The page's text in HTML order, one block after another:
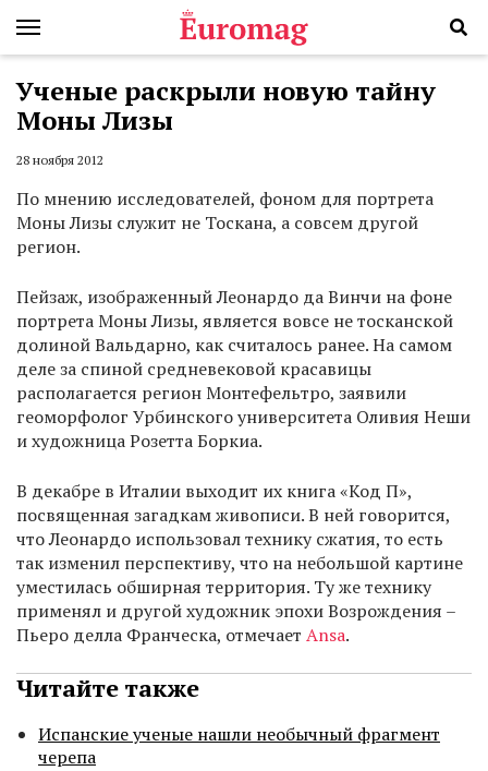
Ученые раскрыли новую тайну
Моны Лизы
28 ноября 2012
По мнению исследователей, фоном для портрета
Моны Лизы служит не Тоскана, а совсем другой
регион.
Пейзаж, изображенный Леонардо да Винчи на фоне
портрета Моны Лизы, является вовсе не тосканской
долиной Вальдарно, как считалось ранее. На самом
деле за спиной средневековой красавицы
располагается регион Монтефельтро, заявили
геоморфолог Урбинского университета Оливия Неши
и художница Розетта Боркиа.
В декабре в Италии выходит их книга «Код П»,
посвященная загадкам живописи. В ней говорится,
что Леонардо использовал технику сжатия, то есть
так изменил перспективу, что на небольшой картине
уместилась обширная территория. Ту же технику
применял и другой художник эпохи Возрождения –
Пьеро делла Франческа, отмечает Ansa.
Читайте также
Испанские ученые нашли необычный фрагмент
черепа